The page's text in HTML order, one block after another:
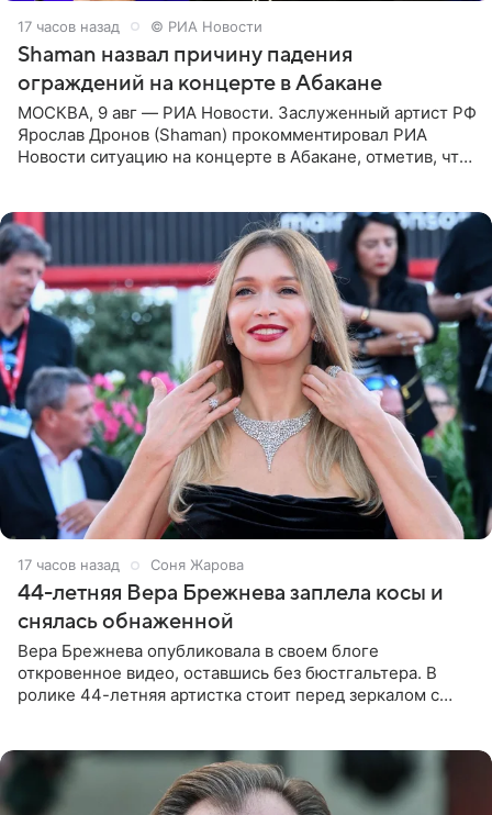
17 часов назад © РИА Новости
Shaman назвал причину падения
ограждений на концерте в Абакане
МОСКВА, 9 авг — РИА Новости. Заслуженный артист РФ
Ярослав Дронов (Shaman) прокомментировал РИА
Новости ситуацию на концерте в Абакане, отметив, что
17 часов назад Соня Жарова
44-летняя Вера Брежнева заплела косы и
снялась обнаженной
Вера Брежнева опубликовала в своем блоге
откровенное видео, оставшись без бюстгальтера. В
ролике 44-летняя артистка стоит перед зеркалом с